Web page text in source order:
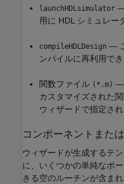
launchHDLsimulator —
用に HDL シミュレー
compileHDLDesign —
ンパイルに再利用で
関数ファイル (*.m) —
カスタマイズされた
ウィザードで指定さ
コンポーネントまた
ウィザードが生成するテ
に、いくつかの単純なポ
きる空のルーチンが含ま